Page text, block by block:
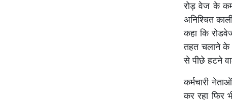
रोड़ वेज के
अनिश्चित
कहा कि
तहत चलाने के
से पीछे हटने
कर्मचारी
कर रहा फिर